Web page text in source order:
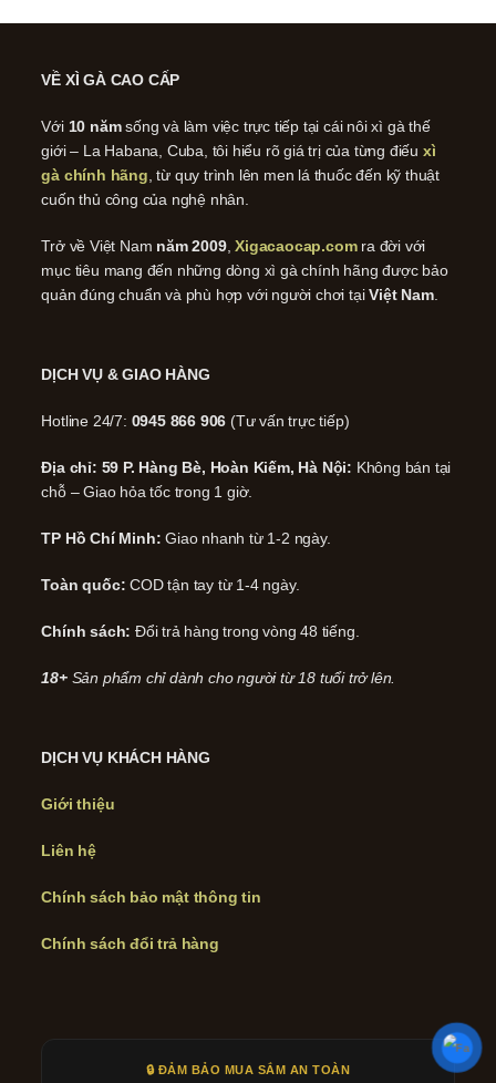
VỀ XÌ GÀ CAO CẤP
Với 10 nămsống và làm việc trực tiếp tại cái nôi xì gà thế
giới – La Habana, Cuba, tôi hiểu rõ giá trị của từng điếu xì
gà chính hãng , từ quy trình lên men lá thuốc đến kỹ thuật
cuốn thủ công của nghệ nhân.
Trở về Việt Nam năm 2009,Xigacaocap.comra đời với
mục tiêu mang đến những dòng xì gà chính hãng được bảo
quản đúng chuẩn và phù hợp với người chơi tạiViệt Nam.
DỊCH VỤ & GIAO HÀNG
Hotline 24/7: 0945 866 906 (Tư vấn trực tiếp)
Địa chỉ: 59 P. Hàng Bè, Hoàn Kiếm, Hà Nội: Không bán tại
chỗ – Giao hỏa tốc trong 1 giờ.
TP Hồ Chí Minh: Giao nhanh từ 1-2 ngày.
Toàn quốc: COD tận tay từ 1-4 ngày.
Chính sách: Đổi trả hàng trong vòng 48 tiếng.
18+ Sản phẩm chỉ dành cho người từ 18 tuổi trở lên.
DỊCH VỤ KHÁCH HÀNG
Giới thiệu
Liên hệ
Chính sách bảo mật thông tin
Chính sách đổi trả hàng
🔒 ĐẢM BẢO MUA SẮM AN TOÀN